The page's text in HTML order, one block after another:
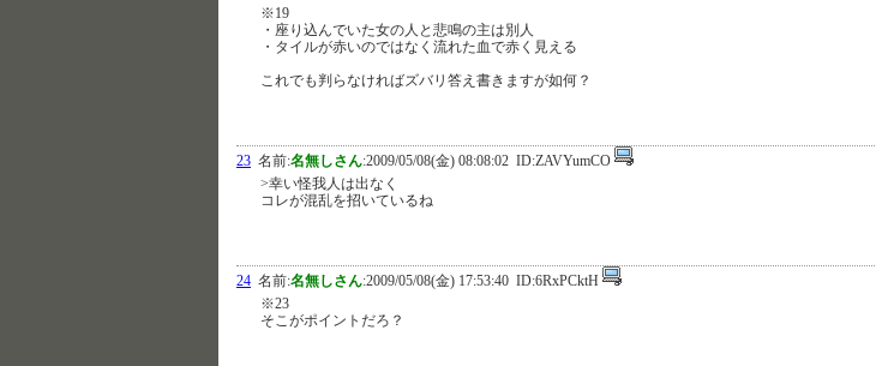
※19
・座り込んでいた女の人と悲鳴の主は別人
・タイルが赤いのではなく流れた血で赤く見える
これでも判らなければズバリ答え書きますが如何？
23 名前:名無しさん:2009/05/08(金) 08:08:02 ID:ZAVYumCO
>幸い怪我人は出なく
コレが混乱を招いているね
24 名前:名無しさん:2009/05/08(金) 17:53:40 ID:6RxPCktH
※23
そこがポイントだろ？